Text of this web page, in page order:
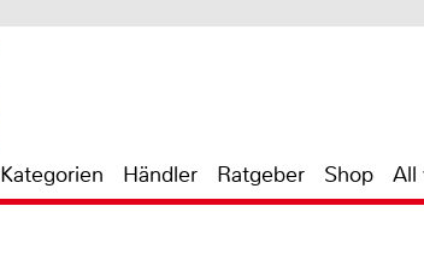
Kategorien Händler Ratgeber Shop All